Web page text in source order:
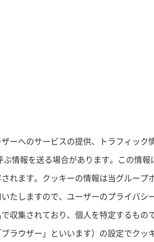
ーへのサービスの提供、トラフィック
情報を送る場合があります。この情報
れます。クッキーの情報は当グループ
たしますので、ユーザーのプライバシ
収集されており、個人を特定するもの
ラウザー」といいます）の設定でクッ